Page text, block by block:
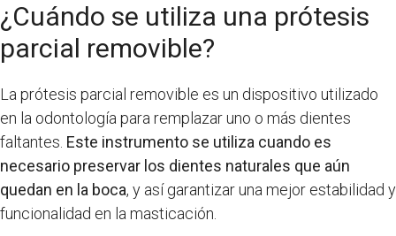
¿Cuándo se utiliza una prótesis
parcial removible?
La prótesis parcial removible es un dispositivo utilizado
en la odontología para remplazar uno o más dientes
faltantes. Este instrumento se utiliza cuando es
necesario preservar los dientes naturales que aún
quedan en la boca, y así garantizar una mejor estabilidad y
funcionalidad en la masticación.